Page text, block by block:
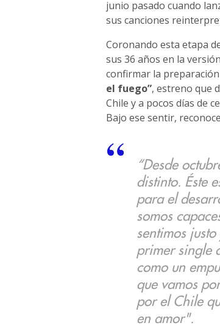
junio pasado cuando
sus canciones
Coronando esta etapa
sus 36 años en la
confirmar la
el fuego”, estreno que
Chile y a pocos días de
Bajo ese sentir,
“Desde
distinto. Éste
para el
somos
sentimos
primer single
como un
que vamos
por el Chile
en amor".